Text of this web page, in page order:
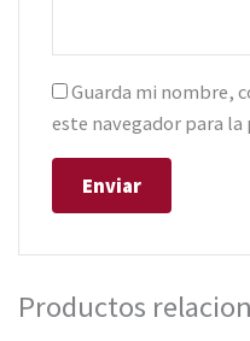
Guarda mi nombre,
este navegador para
Productos